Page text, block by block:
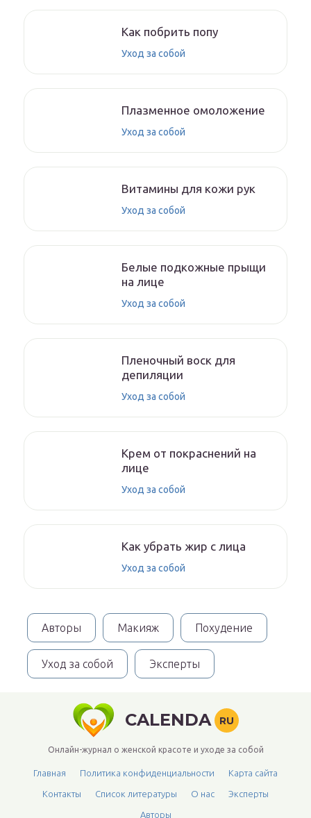
Как побрить попу
Уход за собой
Плазменное омоложение
Уход за собой
Витамины для кожи рук
Уход за собой
Белые подкожные прыщи
на лице
Уход за собой
Пленочный воск для
депиляции
Уход за собой
Крем от покраснений на
лице
Уход за собой
Как убрать жир с лица
Уход за собой
Авторы Макияж Похудение
Уход за собой Эксперты
CALENDA RU
Онлайн-журнал о женской красоте и уходе за собой
Главная Политика конфиденциальности Карта сайта
Контакты Список литературы О нас Эксперты
Авторы